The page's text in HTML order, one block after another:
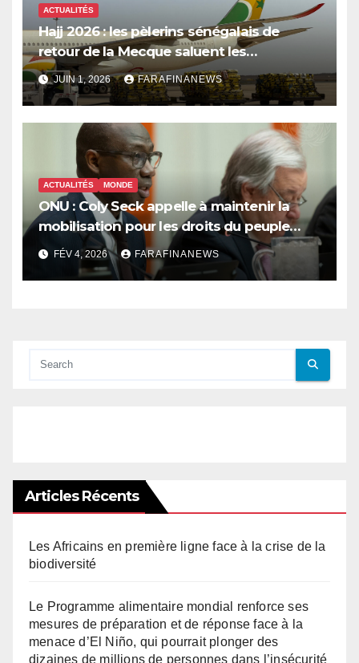
ACTUALITÉS
Hajj 2026 : les pèlerins sénégalais de
retour de la Mecque saluent les
innovations d’Air Sénégal SA
JUIN 1, 2026 FARAFINANEWS
ACTUALITÉS MONDE
ONU : Coly Seck appelle à maintenir la
mobilisation pour les droits du peuple
palestinien
FÉV 4, 2026 FARAFINANEWS
Articles Récents
Les Africains en première ligne face à la crise de la
biodiversité
Le Programme alimentaire mondial renforce ses
mesures de préparation et de réponse face à la
menace d’El Niño, qui pourrait plonger des
dizaines de millions de personnes dans l’insécurité